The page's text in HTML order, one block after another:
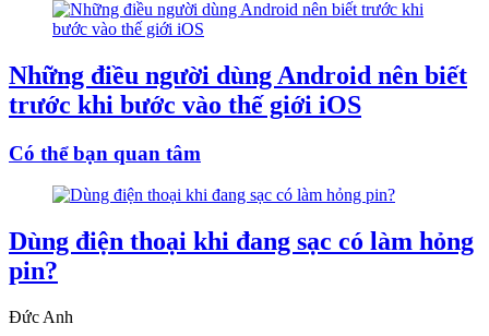
Những điều người dùng Android nên biết
trước khi bước vào thế giới iOS
Có thể bạn quan tâm
Dùng điện thoại khi đang sạc có làm hỏng
pin?
Đức Anh